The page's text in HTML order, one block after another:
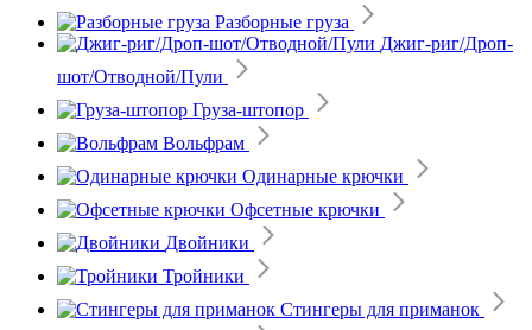
Разборные груза
Джиг-риг/Дроп-
шот/Отводной/Пули
Груза-штопор
Вольфрам
Одинарные крючки
Офсетные крючки
Двойники
Тройники
Стингеры для приманок